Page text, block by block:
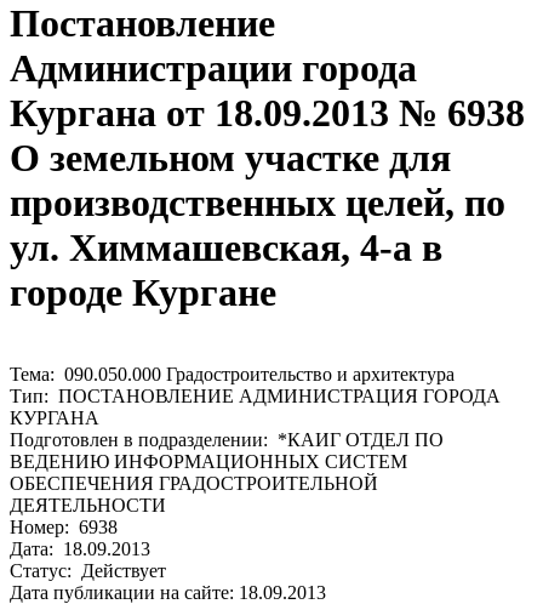
Постановление
Администрации города
Кургана от 18.09.2013 № 6938
О земельном участке для
производственных целей, по
ул. Химмашевская, 4-а в
городе Кургане
Тема: 090.050.000 Градостроительство и архитектура
Тип: ПОСТАНОВЛЕНИЕ АДМИНИСТРАЦИЯ ГОРОДА
КУРГАНА
Подготовлен в подразделении: *КАИГ ОТДЕЛ ПО
ВЕДЕНИЮ ИНФОРМАЦИОННЫХ СИСТЕМ
ОБЕСПЕЧЕНИЯ ГРАДОСТРОИТЕЛЬНОЙ
ДЕЯТЕЛЬНОСТИ
Номер: 6938
Дата: 18.09.2013
Статус: Действует
Дата публикации на сайте: 18.09.2013